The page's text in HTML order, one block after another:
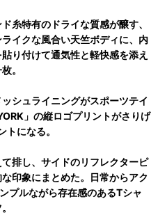
糸特有のドライな質感が醸す、
イクな風合い天竺ボディに、内
り付けて通気性と軽快感を添え
。
シュライニングがスポーツテイ
」の縦ロゴプリントがさりげ
トになる。
排し、サイドのリフレクターピ
印象にまとめた。日常からアク
プルながら存在感のあるTシャ